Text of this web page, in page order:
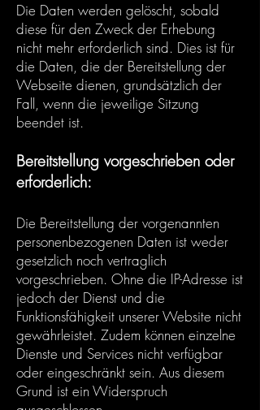
Die Daten werden gelöscht, sobald
diese für den Zweck der Erhebung
nicht mehr erforderlich sind. Dies ist für
die Daten, die der Bereitstellung der
Webseite dienen, grundsätzlich der
Fall, wenn die jeweilige Sitzung
beendet ist.
Bereitstellung vorgeschrieben oder
erforderlich:
Die Bereitstellung der vorgenannten
personenbezogenen Daten ist weder
gesetzlich noch vertraglich
vorgeschrieben. Ohne die IP-Adresse ist
jedoch der Dienst und die
Funktionsfähigkeit unserer Website nicht
gewährleistet. Zudem können einzelne
Dienste und Services nicht verfügbar
oder eingeschränkt sein. Aus diesem
Grund ist ein Widerspruch